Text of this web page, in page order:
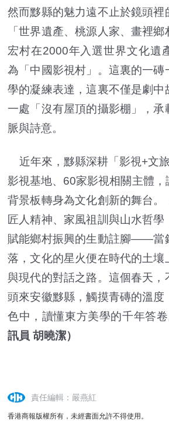
然而黟縣的魅力遠不止於鏡頭裡
「世界遺產、桃源人家、畫裡鄉
宏村在2000年入選世界文化遺
為「中國影視村」。這裏的一磚
學的凝練表達，這裏不僅是劇中
一處「沒有屋頂的攝影棚」，承
脈與詩意。
近年來，黟縣深耕「影視+文
影視基地、60家影視相關主體，
背景板轉身為文化創新的舞台。
匠人精神、家風祖訓與山水哲學
賦能鄉村振興的生動註腳——當
落，文化的星火便在時代的土壤
與現代的對話之路。這個春天，
頭來安徽黟縣，觸摸青磚的溫度
色中，讀懂東方美學的千年答卷
訊員 胡曉潔）
責任編輯：嚴燕紅
香港商報版權所有，未經書面允許不得使用。